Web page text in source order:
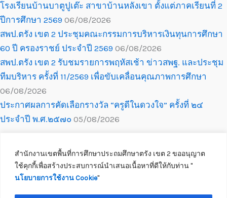
สำนักงานเขตพื้นที่การศึกษาประถมศึกษาตรัง เขต 2 ขออนุญาต
ใช้คุกกี้เพื่อสร้างประสบการณ์นำเสนอเนื้อหาที่ดีให้กับท่าน ''
นโยบายการใช้งาน Cookie''
โรงเรียนบ้านบาตูปูเต๊ะ สาขาบ้านหลังเขา ตั้งแต่ภาคเรียนที่ 2
ปีการศึกษา 2569 06/08/2026
สพป.ตรัง เขต 2 ประชุมคณะกรรมการบริหารเงินทุนการศึกษา
60 ปี ครองราชย์ ประจำปี 2569 06/08/2026
สพป.ตรัง เขต 2 รับชมรายการพฤหัสเช้า ข่าวสพฐ. และประชุม
ทีมบริหาร ครั้งที่ 11/2569 เพื่อขับเคลื่อนคุณภาพการศึกษา
06/08/2026
ประกาศผลการคัดเลือกรางวัล “ครูดีในดวงใจ” ครั้งที่ ๒๔
ประจำปี พ.ศ.๒๕๗๐ 05/08/2026
Copyright © 2026 สำนักงานเขตพื้นที่การศึกษาประถมศึกษาตรัง เขต 2